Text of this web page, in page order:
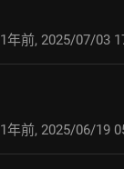
1年前, 2025/07/03
1年前, 2025/06/19